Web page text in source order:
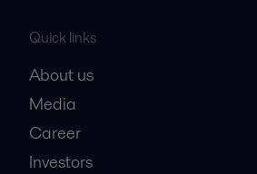
Quick links
About us
Media
Career
Investors